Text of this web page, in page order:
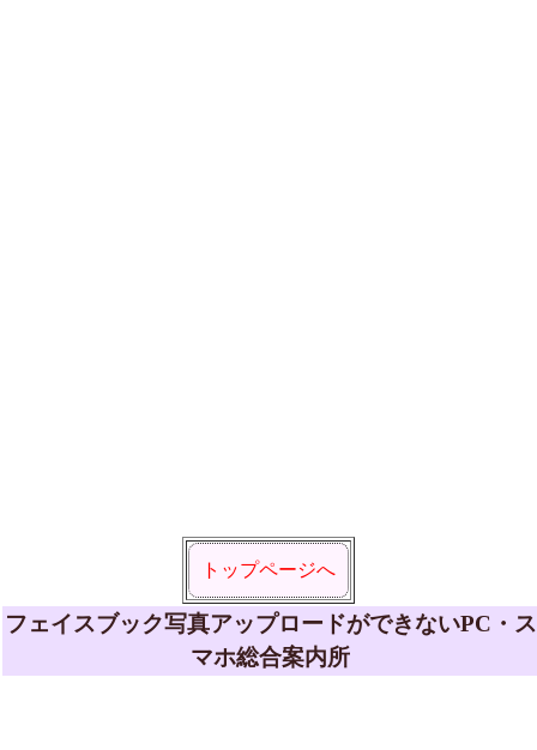
トップページへ
フェイスブック写真アップロードができないPC・ス
マホ総合案内所